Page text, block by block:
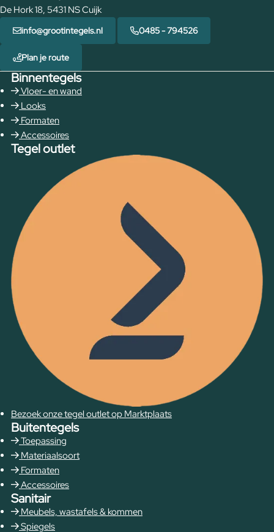
De Hork 18, 5431 NS Cuijk
info@grootintegels.nl 0485 - 794526
Plan je route
Binnentegels
Vloer- en wand
Looks
Formaten
Accessoires
Tegel outlet
Bezoek onze tegel outlet op Marktplaats
Buitentegels
Toepassing
Materiaalsoort
Formaten
Accessoires
Sanitair
Meubels, wastafels & kommen
Spiegels